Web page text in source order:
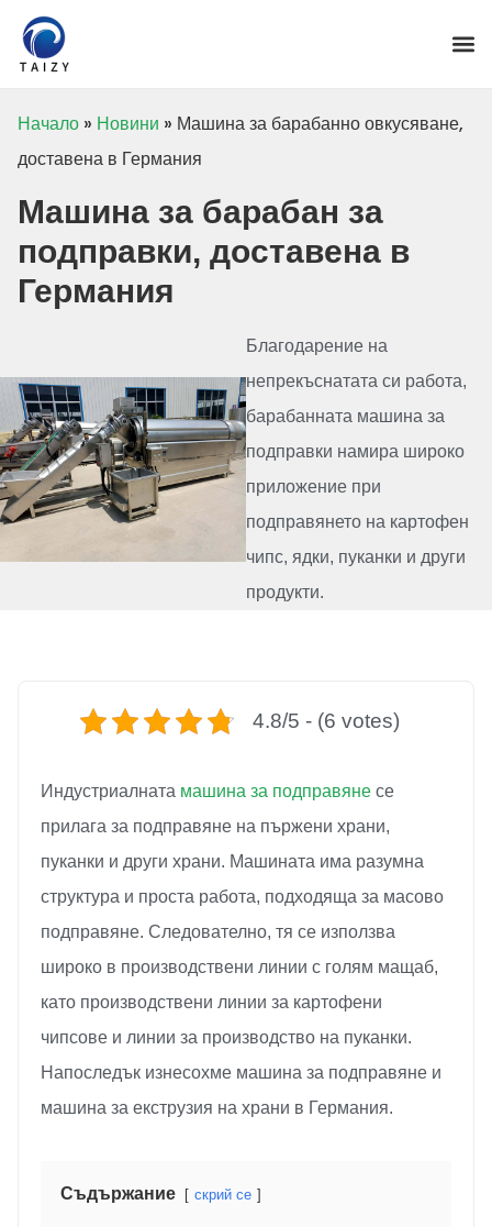
Начало » Новини » Машина за барабанно овкусяване,
доставена в Германия
Машина за барабан за
подправки, доставена в
Германия
Благодарение на
непрекъснатата си работа,
барабанната машина за
подправки намира широко
приложение при
подправянето на картофен
чипс, ядки, пуканки и други
продукти.
4.8/5 - (6 votes)
Индустриалната машина за подправяне се
прилага за подправяне на пържени храни,
пуканки и други храни. Машината има разумна
структура и проста работа, подходяща за масово
подправяне. Следователно, тя се използва
широко в производствени линии с голям мащаб,
като производствени линии за картофени
чипсове и линии за производство на пуканки.
Напоследък изнесохме машина за подправяне и
машина за екструзия на храни в Германия.
Съдържание скрий се